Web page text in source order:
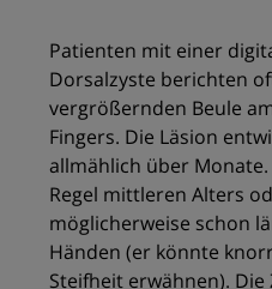
Patienten mit einer
Dorsalzyste berichten
vergrößernden Beule
Fingers. Die Läsion
allmählich über
Regel mittleren Alters
möglicherweise schon
Händen (er könnte
Steifheit erwähnen).